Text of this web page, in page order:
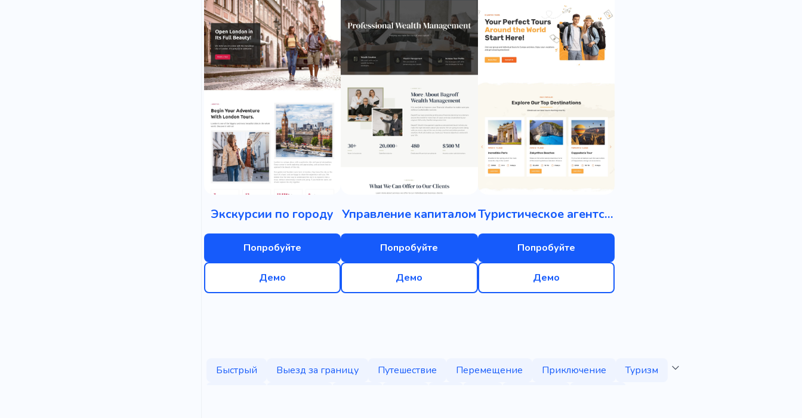
Экскурсии по городу
Попробуйте
Демо
Управление капиталом
Попробуйте
Демо
Туристическое агентство
Попробуйте
Демо
Быстрый Выезд за границу Путешествие Перемещение Приключение
Туризм